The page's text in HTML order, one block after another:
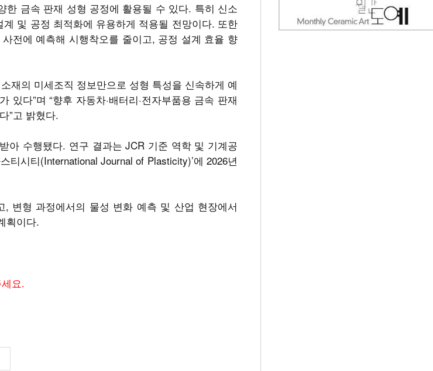
금속 판재 성형 공정에 활용될 수 있다. 특히 신소
및 공정 최적화에 유용하게 적용될 전망이다. 또한
전에 예측해 시행착오를 줄이고, 공정 설계 효율 향
재의 미세조직 정보만으로 성형 특성을 신속하게 예
다”며 “향후 자동차·배터리·전자부품용 금속 판재
”고 밝혔다.
아 수행됐다. 연구 결과는 JCR 기준 역학 및 기계공
티시티(International Journal of Plasticity)’에 2026년
변형 과정에서의 물성 변화 예측 및 산업 현장에서
획이다.
요.